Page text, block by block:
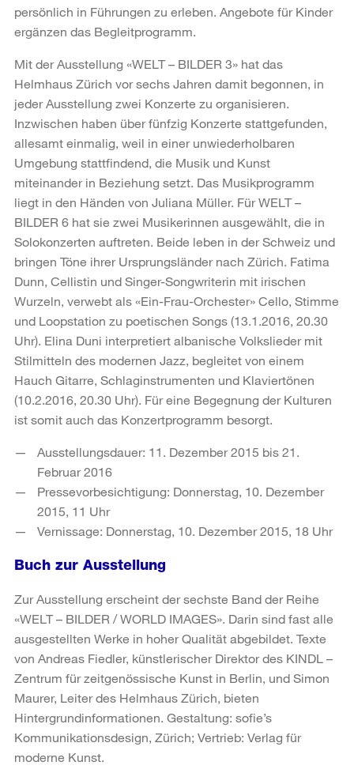
persönlich in Führungen zu erleben. Angebote für Kinder
ergänzen das Begleitprogramm.
Mit der Ausstellung «WELT – BILDER 3» hat das
Helmhaus Zürich vor sechs Jahren damit begonnen, in
jeder Ausstellung zwei Konzerte zu organisieren.
Inzwischen haben über fünfzig Konzerte stattgefunden,
allesamt einmalig, weil in einer unwiederholbaren
Umgebung stattfindend, die Musik und Kunst
miteinander in Beziehung setzt. Das Musikprogramm
liegt in den Händen von Juliana Müller. Für WELT –
BILDER 6 hat sie zwei Musikerinnen ausgewählt, die in
Solokonzerten auftreten. Beide leben in der Schweiz und
bringen Töne ihrer Ursprungsländer nach Zürich. Fatima
Dunn, Cellistin und Singer-Songwriterin mit irischen
Wurzeln, verwebt als «Ein-Frau-Orchester» Cello, Stimme
und Loopstation zu poetischen Songs (13.1.2016, 20.30
Uhr). Elina Duni interpretiert albanische Volkslieder mit
Stilmitteln des modernen Jazz, begleitet von einem
Hauch Gitarre, Schlaginstrumenten und Klaviertönen
(10.2.2016, 20.30 Uhr). Für eine Begegnung der Kulturen
ist somit auch das Konzertprogramm besorgt.
Ausstellungsdauer: 11. Dezember 2015 bis 21.
Februar 2016
Pressevorbesichtigung: Donnerstag, 10. Dezember
2015, 11 Uhr
Vernissage: Donnerstag, 10. Dezember 2015, 18 Uhr
Buch zur Ausstellung
Zur Ausstellung erscheint der sechste Band der Reihe
«WELT – BILDER / WORLD IMAGES». Darin sind fast alle
ausgestellten Werke in hoher Qualität abgebildet. Texte
von Andreas Fiedler, künstlerischer Direktor des KINDL –
Zentrum für zeitgenössische Kunst in Berlin, und Simon
Maurer, Leiter des Helmhaus Zürich, bieten
Hintergrundinformationen. Gestaltung: sofie’s
Kommunikationsdesign, Zürich; Vertrieb: Verlag für
moderne Kunst.